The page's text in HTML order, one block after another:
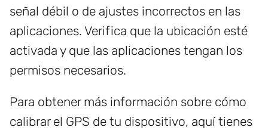
señal débil o de ajustes incorrectos en las
aplicaciones. Verifica que la ubicación esté
activada y que las aplicaciones tengan los
permisos necesarios.
Para obtener más información sobre cómo
calibrar el GPS de tu dispositivo, aquí tienes